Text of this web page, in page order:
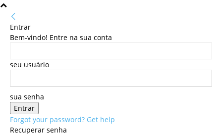
Entrar
Bem-vindo! Entre na sua conta
seu usuário
sua senha
Forgot your password? Get help
Recuperar senha